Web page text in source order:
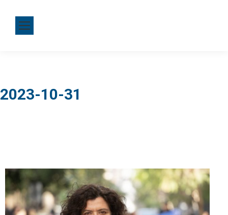
2023-10-31